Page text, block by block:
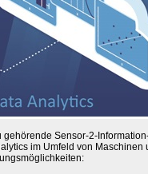
gehörende Sensor-2-
im Umfeld von Maschinen